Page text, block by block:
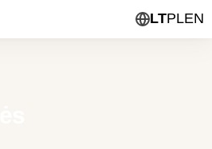
LTPLEN